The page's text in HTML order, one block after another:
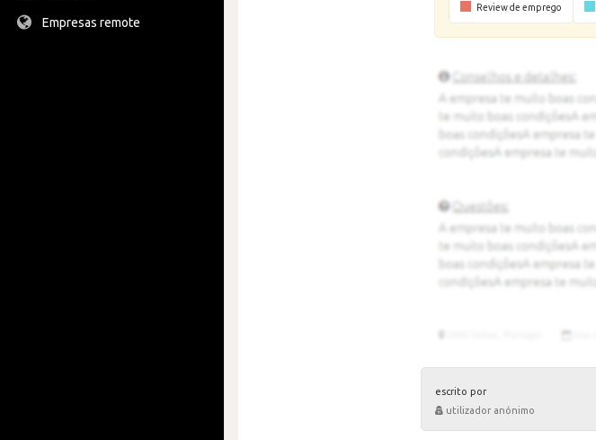
Empresas remote
Review de emprego
escrito por
utilizador anónimo